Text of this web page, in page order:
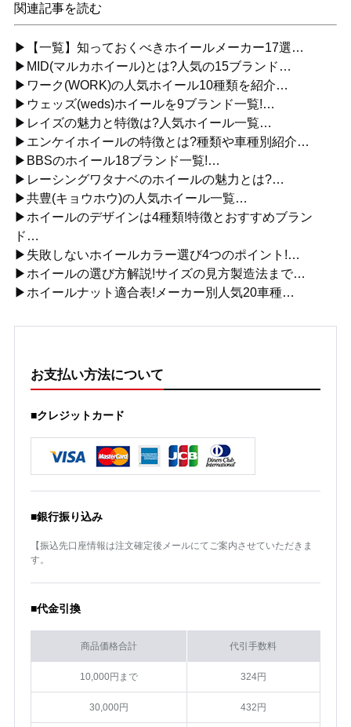
関連記事を読む
▶【一覧】知っておくべきホイールメーカー17選…
▶MID(マルカホイール)とは?人気の15ブランド…
▶ワーク(WORK)の人気ホイール10種類を紹介…
▶ウェッズ(weds)ホイールを9ブランド一覧!…
▶レイズの魅力と特徴は?人気ホイール一覧…
▶エンケイホイールの特徴とは?種類や車種別紹介…
▶BBSのホイール18ブランド一覧!…
▶レーシングワタナベのホイールの魅力とは?…
▶共豊(キョウホウ)の人気ホイール一覧…
▶ホイールのデザインは4種類!特徴とおすすめブラン
ド…
▶失敗しないホイールカラー選び4つのポイント!…
▶ホイールの選び方解説!サイズの見方製造法まで…
▶ホイールナット適合表!メーカー別人気20車種…
お支払い方法について
■クレジットカード
■銀行振り込み
【振込先口座情報は注文確定後メールにてご案内させていただきま
す。
■代金引換
商品価格合計 代引手数料
10,000円まで 324円
30,000円 432円